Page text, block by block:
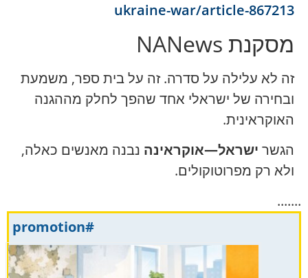
ukraine-war/article-867213
מסקנת NANews
זה לא עלילה על סדרה. זה על בית ספר, משמעת
ובחירה של ישראלי אחד שהפך לחלק מההגנה
האוקראינית.
הגשר ישראל—אוקראינה נבנה מאנשים כאלה,
ולא רק מפרוטוקולים.
.......
#promotion